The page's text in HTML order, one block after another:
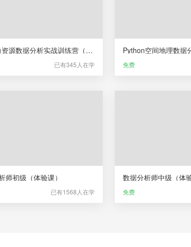
HR人力资源数据分析实战训练营（体验课）
已有345人在学 免费
师初级（体验课）
已有1568人在学
数据分析师中级（体
免费